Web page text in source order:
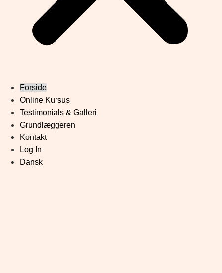
Forside
Online Kursus
Testimonials & Galleri
Grundlæggeren
Kontakt
Log In
Dansk